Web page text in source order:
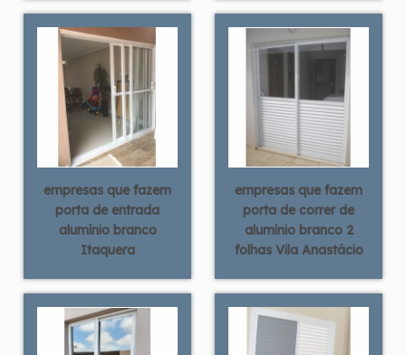
empresas que fazem
porta de entrada
alumínio branco
Itaquera
empresas que fazem
porta de correr de
alumínio branco 2
folhas Vila Anastácio